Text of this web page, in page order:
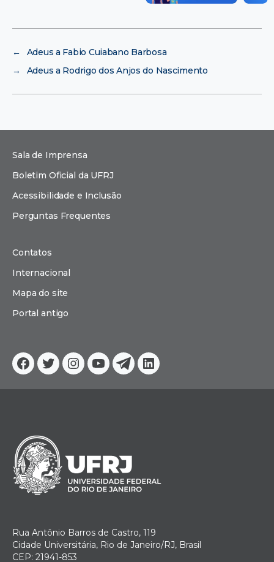
←
Adeus a Fabio Cuiabano Barbosa
→
Adeus a Rodrigo dos Anjos do Nascimento
Facebook
TwitterInstagram
YouTube
TelegramLinkedin
Sala de Imprensa
Boletim Oficial da UFRJ
Acessibilidade e Inclusão
Perguntas Frequentes
Contatos
Internacional
Mapa do site
Portal antigo
Rua Antônio Barros de Castro, 119
Cidade Universitária, Rio de Janeiro/RJ, Brasil
CEP: 21941-853